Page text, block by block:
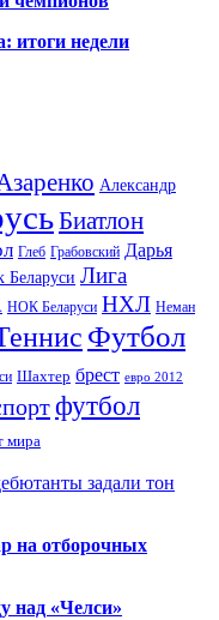
итоги недели
Александр
Биатлон
Глеб Грабовский Дарья
Беларуси Лига
НОК Беларуси НХЛ Неман
Футбол
Шахтер брест евро 2012
футбол
мира
задали тон
на отборочных
над «Челси»